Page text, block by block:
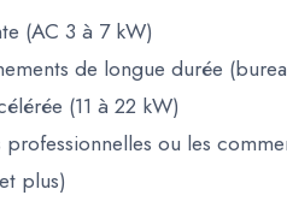
(AC 3 à 7 kW)
de longue durée
(11 à 22 kW)
ou les
plus)